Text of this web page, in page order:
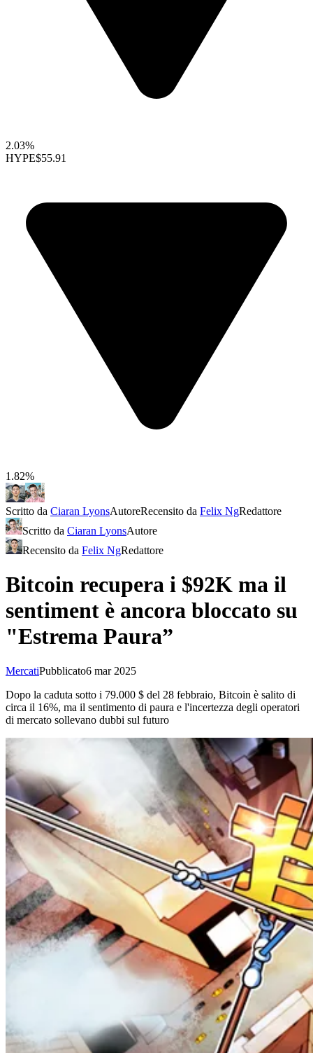
2.03%
HYPE$55.91
1.82%
Scritto da Ciaran LyonsAutoreRecensito da Felix NgRedattore
Scritto da Ciaran LyonsAutore
Recensito da Felix NgRedattore
Bitcoin recupera i $92K ma il
sentiment è ancora bloccato su
"Estrema Paura”
MercatiPubblicato6 mar 2025
Dopo la caduta sotto i 79.000 $ del 28 febbraio, Bitcoin è salito di
circa il 16%, ma il sentimento di paura e l'incertezza degli operatori
di mercato sollevano dubbi sul futuro